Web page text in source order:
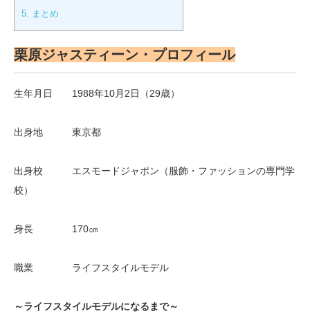
5. まとめ
栗原ジャスティーン・プロフィール
生年月日 1988年10月2日（29歳）
出身地 東京都
出身校 エスモードジャポン（服飾・ファッションの専門学
校）
身長 170㎝
職業 ライフスタイルモデル
～ライフスタイルモデルになるまで～